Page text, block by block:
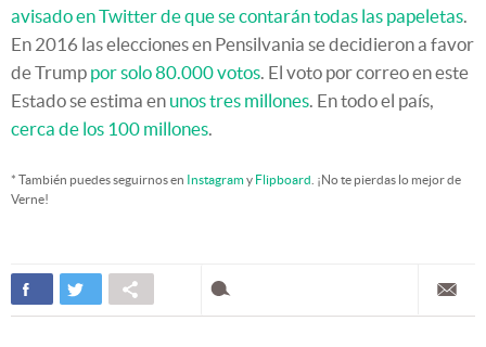
avisado en Twitter de que se contarán todas las papeletas.
En 2016 las elecciones en Pensilvania se decidieron a favor
de Trump por solo 80.000 votos. El voto por correo en este
Estado se estima en unos tres millones. En todo el país,
cerca de los 100 millones.
* También puedes seguirnos en Instagramy Flipboard . ¡No te pierdas lo mejor de
Verne!